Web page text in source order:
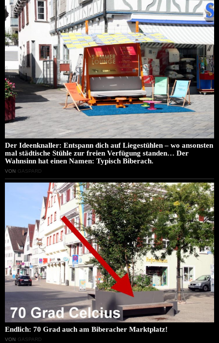
Der Ideenknaller: Entspann dich auf Liegestühlen – wo ansonsten
mal städtische Stühle zur freien Verfügung standen… Der
Wahnsinn hat einen Namen: Typisch Biberach.
VON GASPARD
Endlich: 70 Grad auch am Biberacher Marktplatz!
VON GASPARD